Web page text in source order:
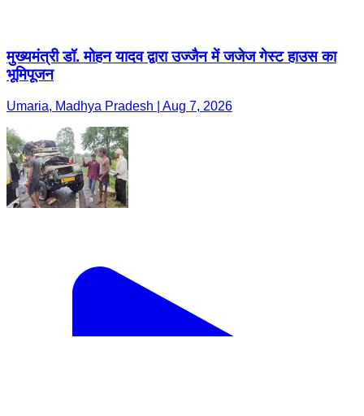
मुख्यमंत्री डॉ. मोहन यादव द्वारा उज्जैन में जजेज गेस्ट हाउस का
भूमिपूजन
Umaria, Madhya Pradesh | Aug 7, 2026